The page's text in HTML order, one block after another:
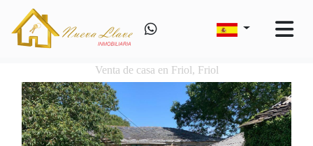
Venta de casa en Friol, Friol